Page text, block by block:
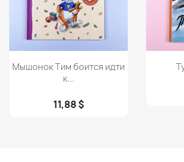
Просмотр
Мышонок Тим боится идти
к...
11,88 $